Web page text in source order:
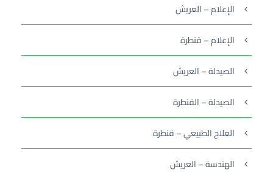
الإعلام – العريش
الإعلام – قنطرة
الصيدلة – العريش
الصيدلة – القنطرة
العلاج الطبيعي – قنطرة
الهندسة – العريش